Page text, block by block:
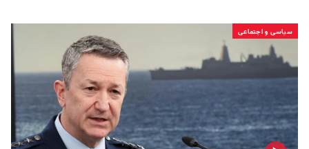
سیاسی و اجتماعی